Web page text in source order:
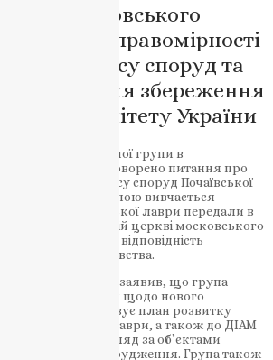
московського
спір щодо правомірності
комплексу споруд та
групи для збереження
та суверенітету України
на засіданні робочої групи в
раді було обговорено питання про
комплексу споруд Почаївської
Групою вивчається
будівлі Почаївської лаври передали в
православній церкві московського
та питання про відповідність
законодавства.
Олег Сиротюк заявив, що група
міської ради щодо нового
міста, який враховує план розвитку
Свято-Успенської лаври, а також до ДІАМ
яка здійснює нагляд за об’єктами
законності спорудження. Група також